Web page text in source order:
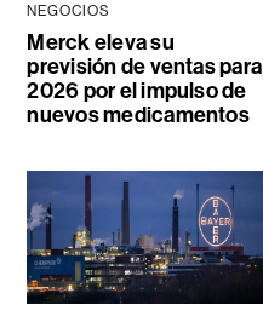
NEGOCIOS
Merck eleva su
previsión de ventas para
2026 por el impulso de
nuevos medicamentos